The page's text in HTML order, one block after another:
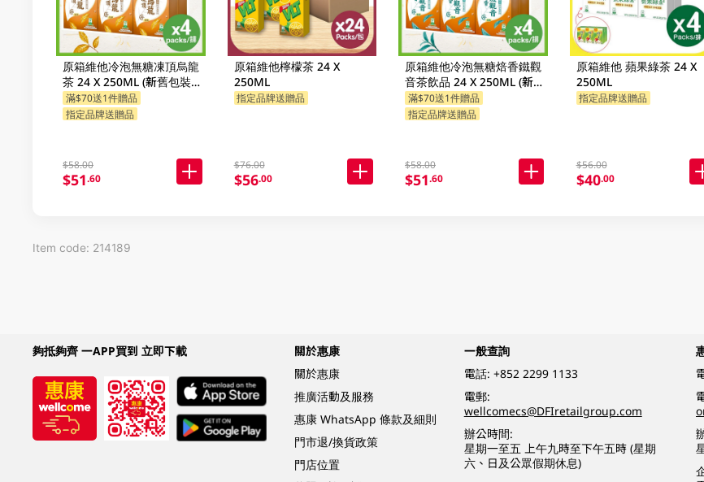
原箱維他冷泡無糖凍頂烏龍
茶 24 X 250ML (新舊包裝隨
機發貨)
滿$70送1件贈品
指定品牌送贈品
$58.00
$51.60
原箱維他檸檬茶 24 X
250ML
指定品牌送贈品
$76.00
$56.00
原箱維他冷泡無糖焙香鐵觀
音茶飲品 24 X 250ML (新舊
包裝隨機發貨)
滿$70送1件贈品
指定品牌送贈品
$58.00
$51.60
原箱維他 蘋果綠茶 24 X
250ML
指定品牌送贈品
$56.00
$40.00
Item code: 214189
夠抵夠齊 一APP買到 立即下載
關於惠康
關於惠康
推廣活動及服務
惠康 WhatsApp 條款及細則
門市退/換貨政策
門店位置
一般查詢
電話: +852 2299 1133
電郵:
wellcomecs@DFIretailgroup.com
辦公時間:
星期一至五 上午九時至下午五時 (星期
六、日及公眾假期休息)